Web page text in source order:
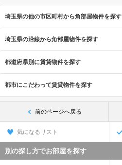
埼玉県の他の市区町村から角部屋物件を探す
埼玉県の沿線から角部屋物件を探す
都道府県別に賃貸物件を探す
都市にこだわって賃貸物件を探す
前のページへ戻る
気になるリスト
別の探し方でお部屋を探す